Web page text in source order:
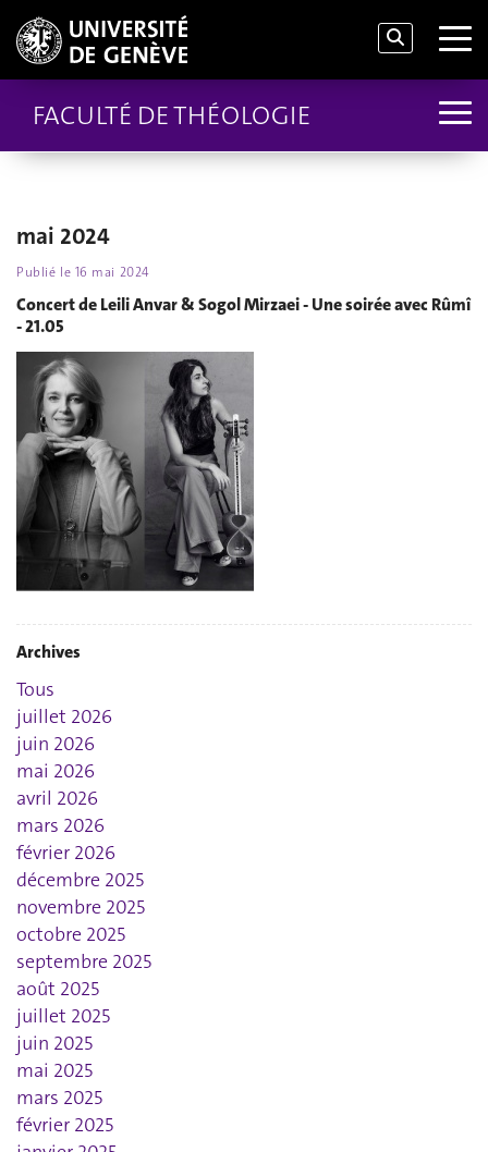
FACULTÉ DE THÉOLOGIE
mai 2024
Publié le 16 mai 2024
Concert de Leili Anvar & Sogol Mirzaei - Une soirée avec Rûmî
- 21.05
Archives
Tous
juillet 2026
juin 2026
mai 2026
avril 2026
mars 2026
février 2026
décembre 2025
novembre 2025
octobre 2025
septembre 2025
août 2025
juillet 2025
juin 2025
mai 2025
mars 2025
février 2025